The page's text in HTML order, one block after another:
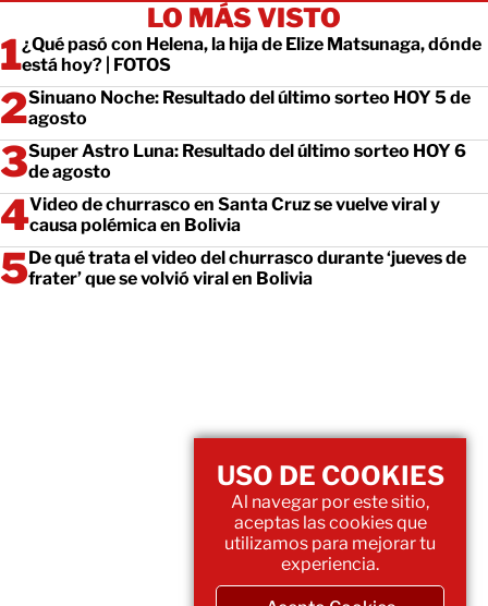
LO MÁS VISTO
¿Qué pasó con Helena, la hija de Elize Matsunaga, dónde
está hoy? | FOTOS
Sinuano Noche: Resultado del último sorteo HOY 5 de
agosto
Super Astro Luna: Resultado del último sorteo HOY 6
de agosto
Video de churrasco en Santa Cruz se vuelve viral y
causa polémica en Bolivia
De qué trata el video del churrasco durante ‘jueves de
frater’ que se volvió viral en Bolivia
USO DE COOKIES
Al navegar por este sitio,
aceptas las cookies que
utilizamos para mejorar tu
experiencia.